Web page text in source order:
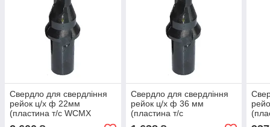
Свердло для свердління
рейок ц/х ф 22мм
(пластина т/с WCMX
050308) 1С/459 вкорочене
Свердло для свердління
рейок ц/х ф 36 мм
(пластина т/с
WCMX06Т308-44) 1С/420